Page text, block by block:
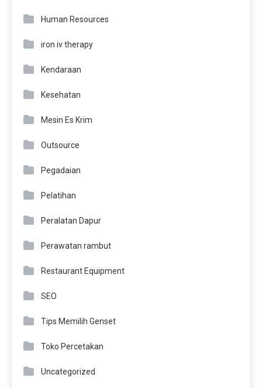
Human Resources
iron iv therapy
Kendaraan
Kesehatan
Mesin Es Krim
Outsource
Pegadaian
Pelatihan
Peralatan Dapur
Perawatan rambut
Restaurant Equipment
SEO
Tips Memilih Genset
Toko Percetakan
Uncategorized